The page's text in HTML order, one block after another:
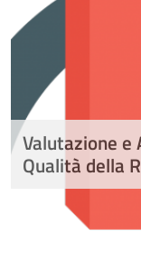
Valutazione e
Qualità della